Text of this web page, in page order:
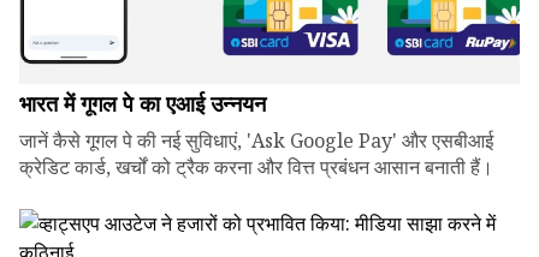
भारत में गूगल पे का एआई उन्नयन
जानें कैसे गूगल पे की नई सुविधाएं, 'Ask Google Pay' और एसबीआई
क्रेडिट कार्ड, खर्चों को ट्रैक करना और वित्त प्रबंधन आसान बनाती हैं।